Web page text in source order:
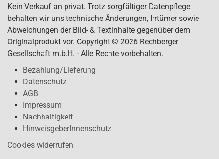
Kein Verkauf an privat. Trotz sorgfältiger Datenpflege
behalten wir uns technische Änderungen, Irrtümer sowie
Abweichungen der Bild- & Textinhalte gegenüber dem
Originalprodukt vor. Copyright © 2026 Rechberger
Gesellschaft m.b.H. - Alle Rechte vorbehalten.
Bezahlung/Lieferung
Datenschutz
AGB
Impressum
Nachhaltigkeit
HinweisgeberInnenschutz
Cookies widerrufen